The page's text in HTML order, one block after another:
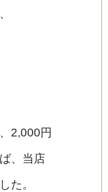
2,000円
、当店
た。